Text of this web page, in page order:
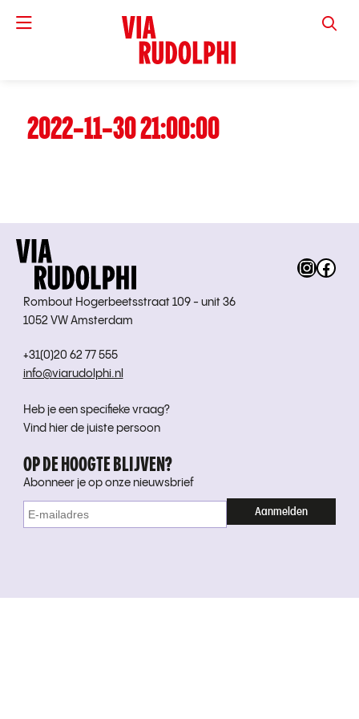
VIA
2022-11-30 21:00:00
Rombout Hogerbeetsstraat 109 - unit 36
1052 VW Amsterdam
+31(0)20 62 77 555
info@viarudolphi.nl
Heb je een specifieke vraag?
Vind hier de juiste persoon
OP DE HOOGTE BLIJVEN?
Abonneer je op onze nieuwsbrief